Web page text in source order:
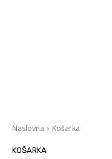
Naslovna Košarka
KOŠARKA